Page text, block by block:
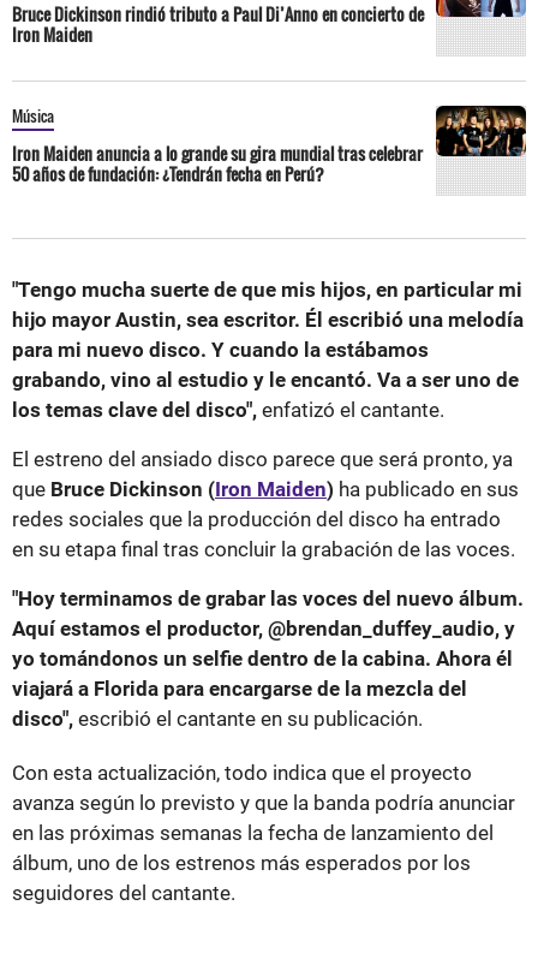
Bruce Dickinson rindió tributo a Paul Di’Anno en concierto de
Iron Maiden
Música
Iron Maiden anuncia a lo grande su gira mundial tras celebrar
50 años de fundación: ¿Tendrán fecha en Perú?
"Tengo mucha suerte de que mis hijos, en particular mi
hijo mayor Austin, sea escritor. Él escribió una melodía
para mi nuevo disco. Y cuando la estábamos
grabando, vino al estudio y le encantó. Va a ser uno de
los temas clave del disco", enfatizó el cantante.
El estreno del ansiado disco parece que será pronto, ya
que Bruce Dickinson (Iron Maiden) ha publicado en sus
redes sociales que la producción del disco ha entrado
en su etapa final tras concluir la grabación de las voces.
"Hoy terminamos de grabar las voces del nuevo álbum.
Aquí estamos el productor, @brendan_duffey_audio, y
yo tomándonos un selfie dentro de la cabina. Ahora él
viajará a Florida para encargarse de la mezcla del
disco", escribió el cantante en su publicación.
Con esta actualización, todo indica que el proyecto
avanza según lo previsto y que la banda podría anunciar
en las próximas semanas la fecha de lanzamiento del
álbum, uno de los estrenos más esperados por los
seguidores del cantante.